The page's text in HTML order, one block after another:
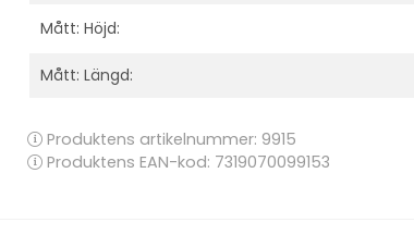
Mått: Höjd:
Mått: Längd:
Produktens artikelnummer: 9915
Produktens EAN-kod: 7319070099153